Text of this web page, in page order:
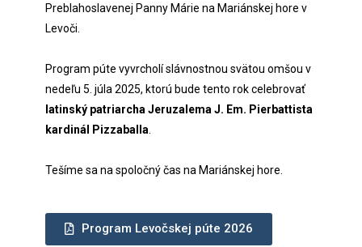
Preblahoslavenej Panny Márie na Mariánskej hore v
Levoči.
Program púte vyvrcholí slávnostnou svätou omšou v
nedeľu 5. júla 2025, ktorú bude tento rok celebrovať
latinský patriarcha Jeruzalema J. Em. Pierbattista
kardinál Pizzaballa
Tešíme sa na spoločný čas na Mariánskej hore.
Program Levočskej púte 2026